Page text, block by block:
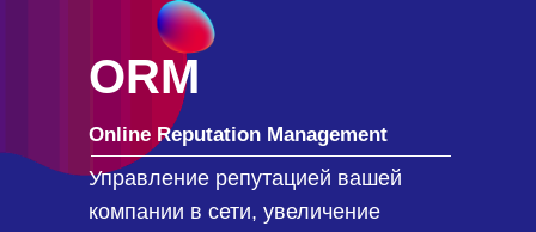
ORM
Управление репутацией вашей
компании в сети, увеличение
Online Reputation Management